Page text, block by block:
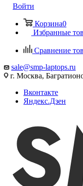
Войти
Корзина0
Избранные
Сравнение
sale@smp-laptops.ru
г. Москва,
Вконтакте
Яндекс.Дзен